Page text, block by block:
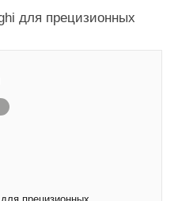
для прецизионных